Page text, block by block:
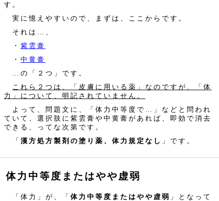
す。
実に憶えやすいので、まずは、ここからです。
それは…、
・ 紫雲膏
・ 中黄膏
…の「２つ」です。
これら２つは、「皮膚に用いる薬」なのですが、「体
力」について、明記されていません。
よって、問題文に、「体力中等度で…」などと問われ
ていて、選択肢に紫雲膏や中黄膏があれば、即効で消去
できる、ってな次第です。
「 漢方処方製剤の塗り薬、体力規定なし 」です。
体力中等度またはやや虚弱
「体力」が、「 体力中等度またはやや虚弱 」となって